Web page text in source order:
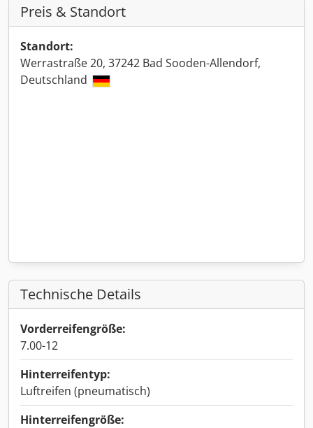
Preis & Standort
Standort:
Werrastraße 20, 37242 Bad Sooden-Allendorf,
Deutschland
Technische Details
Vorderreifengröße:
7.00-12
Hinterreifentyp:
Luftreifen (pneumatisch)
Hinterreifengröße: